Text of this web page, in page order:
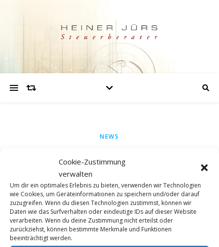
Cookie-Zustimmung
verwalten
Um dir ein optimales Erlebnis zu bieten, verwenden wir Technologien
wie Cookies, um Geräteinformationen zu speichern und/oder darauf
zuzugreifen. Wenn du diesen Technologien zustimmst, können wir
Daten wie das Surfverhalten oder eindeutige IDs auf dieser Website
verarbeiten. Wenn du deine Zustimmung nicht erteilst oder
zurückziehst, können bestimmte Merkmale und Funktionen
beeinträchtigt werden.
NEWS
Hier einmal ein Hinweis auf ein BGH-Urteil zu einem
Thema, mit dem alle konfrontiert sind: Der Begriff
„Klimaneutralität“. Gerade da vielen Menschen die
Klimaneutralität wichtig ist, ist diese auch ein Werbebegriff
geworden. Dazu hat der BGH nun Stellung genommen.
Der…